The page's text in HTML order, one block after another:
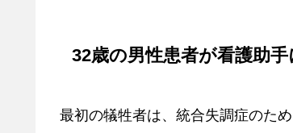
32歳の男性患者が看護助
最初の犠牲者は、統合失調症のた